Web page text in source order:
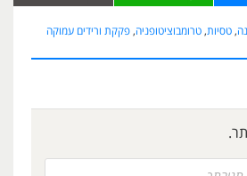
, טסיות, טרומבוציטופניה, פקקת ורידים עמוקה